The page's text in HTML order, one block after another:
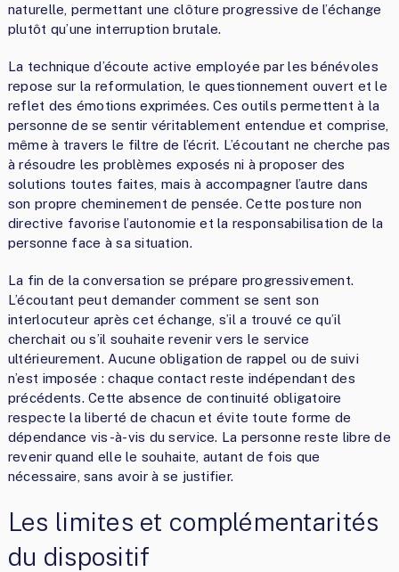
naturelle, permettant une clôture progressive de l’échange
plutôt qu’une interruption brutale.
La technique d’écoute active employée par les bénévoles
repose sur la reformulation, le questionnement ouvert et le
reflet des émotions exprimées. Ces outils permettent à la
personne de se sentir véritablement entendue et comprise,
même à travers le filtre de l’écrit. L’écoutant ne cherche pas
à résoudre les problèmes exposés ni à proposer des
solutions toutes faites, mais à accompagner l’autre dans
son propre cheminement de pensée. Cette posture non
directive favorise l’autonomie et la responsabilisation de la
personne face à sa situation.
La fin de la conversation se prépare progressivement.
L’écoutant peut demander comment se sent son
interlocuteur après cet échange, s’il a trouvé ce qu’il
cherchait ou s’il souhaite revenir vers le service
ultérieurement. Aucune obligation de rappel ou de suivi
n’est imposée : chaque contact reste indépendant des
précédents. Cette absence de continuité obligatoire
respecte la liberté de chacun et évite toute forme de
dépendance vis-à-vis du service. La personne reste libre de
revenir quand elle le souhaite, autant de fois que
nécessaire, sans avoir à se justifier.
Les limites et complémentarités
du dispositif